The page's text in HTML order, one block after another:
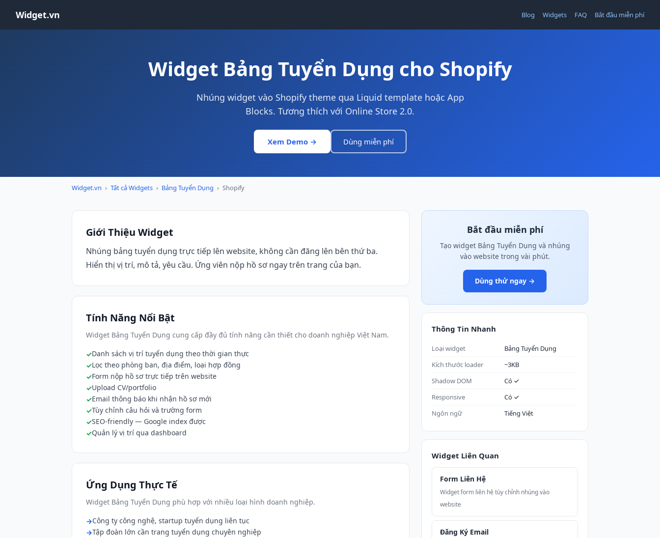
Widget.vn Blog Widgets FAQ Bắt đầu miễn phí
Widget Bảng Tuyển Dụng cho Shopify
Nhúng widget vào Shopify theme qua Liquid template hoặc App
Blocks. Tương thích với Online Store 2.0.
Xem Demo → Dùng miễn phí
Widget.vn › Tất cả Widgets › Bảng Tuyển Dụng › Shopify
Giới Thiệu Widget
Nhúng bảng tuyển dụng trực tiếp lên website, không cần đăng lên bên thứ ba.
Hiển thị vị trí, mô tả, yêu cầu. Ứng viên nộp hồ sơ ngay trên trang của bạn.
Tính Năng Nổi Bật
Widget Bảng Tuyển Dụng cung cấp đầy đủ tính năng cần thiết cho doanh nghiệp Việt Nam.
Danh sách vị trí tuyển dụng theo thời gian thực
Lọc theo phòng ban, địa điểm, loại hợp đồng
Form nộp hồ sơ trực tiếp trên website
Upload CV/portfolio
Email thông báo khi nhận hồ sơ mới
Tùy chỉnh câu hỏi và trường form
SEO-friendly — Google index được
Quản lý vị trí qua dashboard
Ứng Dụng Thực Tế
Widget Bảng Tuyển Dụng phù hợp với nhiều loại hình doanh nghiệp.
Công ty công nghệ, startup tuyển dụng liên tục
Tập đoàn lớn cần trang tuyển dụng chuyên nghiệp
Bắt đầu miễn phí
Tạo widget Bảng Tuyển Dụng và nhúng
vào website trong vài phút.
Dùng thử ngay →
Thông Tin Nhanh
Loại widget
Bảng Tuyển Dụng
Kích thước loader
~3KB
Shadow DOM
Có ✓
Responsive
Có ✓
Ngôn ngữ
Tiếng Việt
Widget Liên Quan
Form Liên Hệ
Widget form liên hệ tùy chỉnh nhúng vào
website
Đăng Ký Email